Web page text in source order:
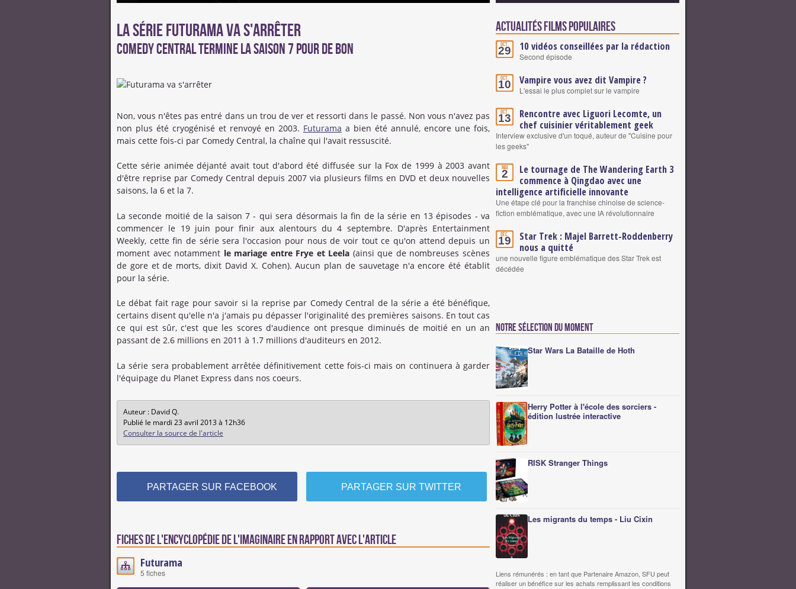
La série Futurama va s'arrêter
Comedy Central termine la saison 7 pour de bon
Non, vous n'êtes pas entré dans un trou de ver et ressorti dans le passé. Non vous n'avez pas
non plus été cryogénisé et renvoyé en 2003. Futurama a bien été annulé, encore une fois,
mais cette fois-ci par Comedy Central, la chaîne qui l'avait ressuscité.
Cette série animée déjanté avait tout d'abord été diffusée sur la Fox de 1999 à 2003 avant
d'être reprise par Comedy Central depuis 2007 via plusieurs films en DVD et deux nouvelles
saisons, la 6 et la 7.
La seconde moitié de la saison 7 - qui sera désormais la fin de la série en 13 épisodes - va
commencer le 19 juin pour finir aux alentours du 4 septembre. D'après Entertainment
Weekly, cette fin de série sera l'occasion pour nous de voir tout ce qu'on attend depuis un
moment avec notamment le mariage entre Frye et Leela (ainsi que de nombreuses scènes
de gore et de morts, dixit David X. Cohen). Aucun plan de sauvetage n'a encore été établit
pour la série.
Le débat fait rage pour savoir si la reprise par Comedy Central de la série a été bénéfique,
certains disent qu'elle n'a j'amais pu dépasser l'originalité des premières saisons. En tout cas
ce qui est sûr, c'est que les scores d'audience ont presque diminués de moitié en un an
passant de 2.6 millions en 2011 à 1.7 millions d'auditeurs en 2012.
La série sera probablement arrêtée définitivement cette fois-ci mais on continuera à garder
l'équipage du Planet Express dans nos coeurs.
Auteur : David Q.
Publié le mardi 23 avril 2013 à 12h36
Consulter la source de l'article
PARTAGER SUR FACEBOOK PARTAGER SUR TWITTER
Fiches de l'encyclopédie de l'imaginaire en rapport avec l'article
Futurama
5 fiches
Actualités Films populaires
Oct.
29 10 vidéos conseillées par la rédaction
Second épisode
Oct.
10 Vampire vous avez dit Vampire ?
L'essai le plus complet sur le vampire
Oct.
13
Rencontre avec Liguori Lecomte, un
chef cuisinier véritablement geek
Interview exclusive d'un toqué, auteur de "Cuisine pour
les geeks"
Mai
2
Le tournage de The Wandering Earth 3
commence à Qingdao avec une
intelligence artificielle innovante
Une étape clé pour la franchise chinoise de science-
fiction emblématique, avec une IA révolutionnaire
Déc.
19
Star Trek : Majel Barrett-Roddenberry
nous a quitté
une nouvelle figure emblématique des Star Trek est
décédée
Notre sélection du moment
Star Wars La Bataille de Hoth
Herry Potter à l'école des sorciers -
édition lustrée interactive
RISK Stranger Things
Les migrants du temps - Liu Cixin
Liens rémunérés : en tant que Partenaire Amazon, SFU peut
réaliser un bénéfice sur les achats remplissant les conditions